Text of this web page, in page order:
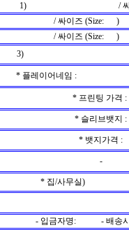
1) / 싸이즈
이즈 (Size: )
이즈 (Size: )
3)
* 플레이어네임 :
* 프린팅 가격 :
* 슬리브뱃지 :
* 뱃지가격 :
-
* 집/사무실) *
- 입금자명: - 배송시